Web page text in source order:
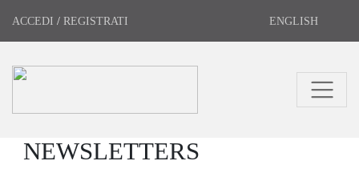
ACCEDI / REGISTRATI ENGLISH
NEWSLETTERS